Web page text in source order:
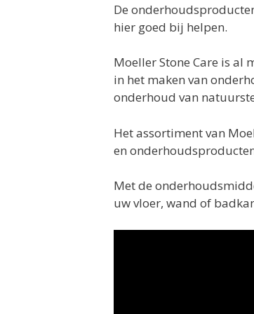
De
hier goed bij helpen.
Moeller Stone Care is al
in het maken van
onderhoud van
Het assortiment van
en
Met de
uw vloer, wand of